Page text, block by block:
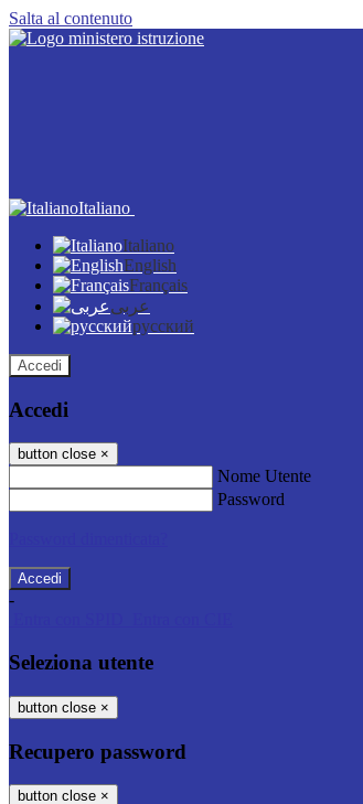
Salta al contenuto
Italiano
Italiano
English
Français
عربى
русский
Accedi
Accedi
button close ×
Nome Utente
Password
-
Seleziona utente
button close ×
Recupero password
button close ×